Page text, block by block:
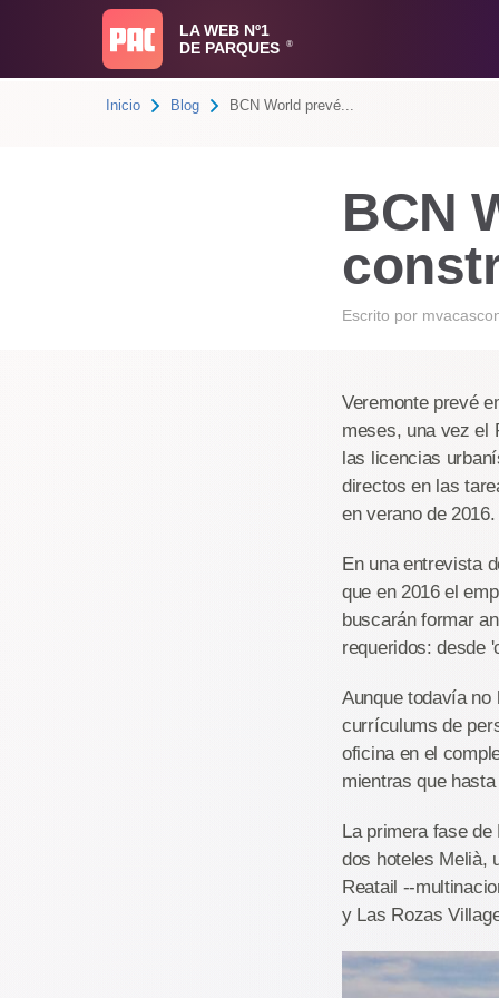
LA WEB Nº1
DE PARQUES
®
Inicio Blog BCN World prevé...
BCN
Escrito por
Veremonte prevé
meses, una vez el
las licencias
directos en las
en verano de 2016.
En una entrevista
que en 2016 el
buscarán formar
requeridos: desde
Aunque todavía no
currículums de
oficina en el
mientras que
La primera fase
dos hoteles Melià,
Reatail --
y Las Rozas